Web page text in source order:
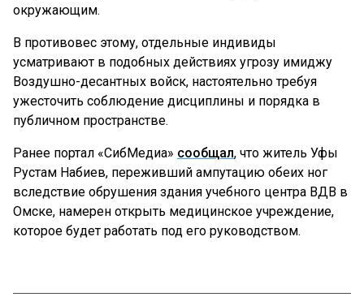
окружающим.
В противовес этому, отдельные индивиды
усматривают в подобных действиях угрозу имиджу
Воздушно-десантных войск, настоятельно требуя
ужесточить соблюдение дисциплины и порядка в
публичном пространстве.
Ранее портал «СибМедиа» сообщал, что житель Уфы
Рустам Набиев, переживший ампутацию обеих ног
вследствие обрушения здания учебного центра ВДВ в
Омске, намерен открыть медицинское учреждение,
которое будет работать под его руководством.